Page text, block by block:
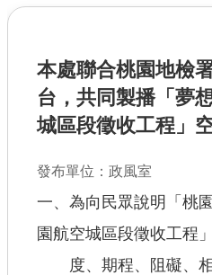
業務資訊
政府公開資訊
廉政平臺專區
查估
工程
本處聯合桃園地檢
台，共同製播「夢
城區段徵收工程」
發布單位：政風室
一、為向民眾說明「桃
園航空城區段徵收工
度、期程、阻礙、相